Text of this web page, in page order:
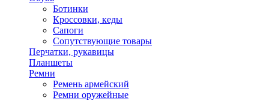
Ботинки
Кроссовки, кеды
Сапоги
Сопутствующие товары
Перчатки, рукавицы
Планшеты
Ремни
Ремень армейский
Ремни оружейные